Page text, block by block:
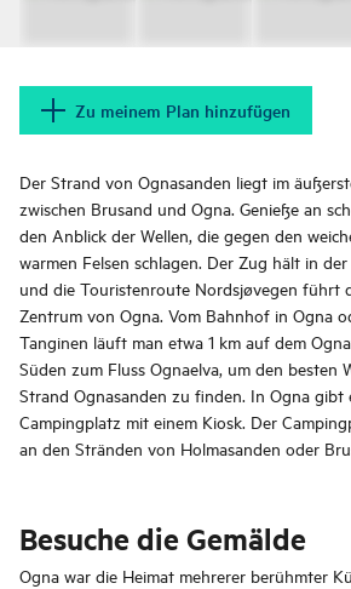
Zu meinem Plan hinzufügen
Der Strand von Ognasanden liegt im
zwischen Brusand und Ogna. Genieße an
den Anblick der Wellen, die gegen den
warmen Felsen schlagen. Der Zug hält in
und die Touristenroute Nordsjøvegen führt
Zentrum von Ogna. Vom Bahnhof in Ogna
Tanginen läuft man etwa 1 km auf dem
Süden zum Fluss Ognaelva, um den besten
Strand Ognasanden zu finden. In Ogna gibt
Campingplatz mit einem Kiosk. Der
an den Stränden von Holmasanden oder
Besuche die Gemälde
Ogna war die Heimat mehrerer berühmter